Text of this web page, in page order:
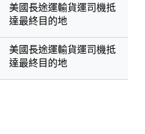
美國長途運輸貨運司機抵
達最終目的地
美國長途運輸貨運司機抵
達最終目的地